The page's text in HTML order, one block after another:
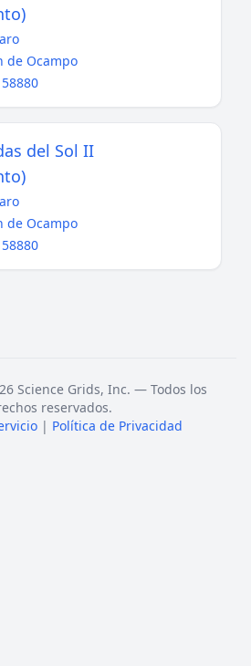
de Ocampo
58880
del Sol II
de Ocampo
58880
Science Grids, Inc. — Todos los
reservados.
| Política de Privacidad